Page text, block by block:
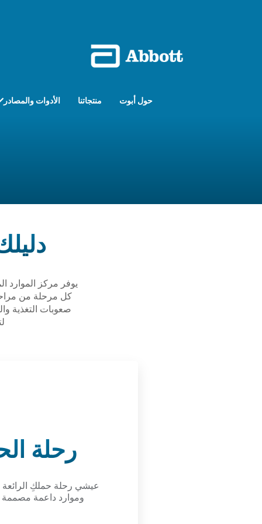
حول أبوت منتجاتنا الأدوات والمصادر
يوفر مركز الموارد
كل مرحلة من
صعوبات التغذية
رحلة
عيشي رحلة حملكِ
وموارد داعمة مصممة